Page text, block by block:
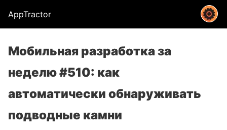
AppTractor
Мобильная разработка за
неделю #510: как
автоматически обнаруживать
подводные камни